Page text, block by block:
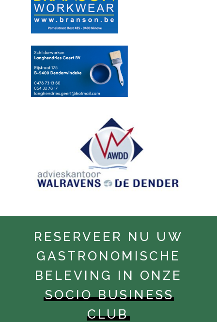
RESERVEER NU UW
GASTRONOMISCHE
BELEVING IN ONZE
SOCIO BUSINESS
CLUB